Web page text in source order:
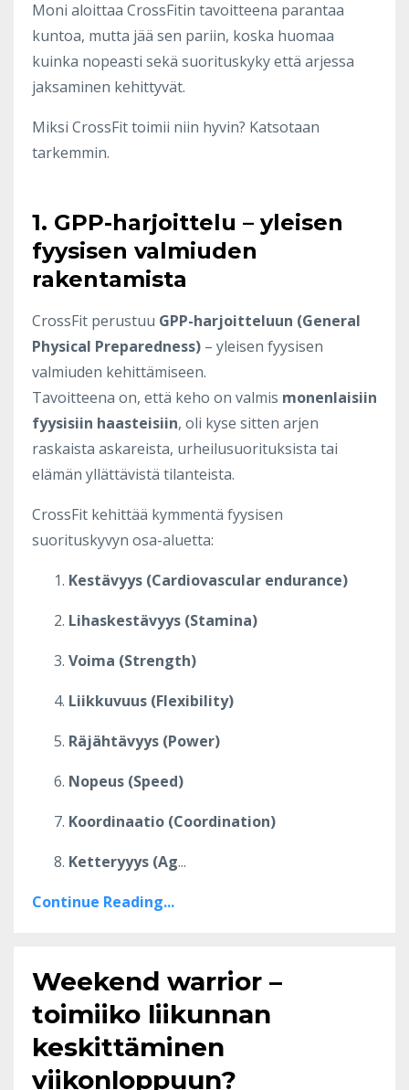
Moni aloittaa CrossFitin tavoitteena parantaa
kuntoa, mutta jää sen pariin, koska huomaa
kuinka nopeasti sekä suorituskyky että arjessa
jaksaminen kehittyvät.
Miksi CrossFit toimii niin hyvin? Katsotaan
tarkemmin.
1. GPP-harjoittelu – yleisen
fyysisen valmiuden
rakentamista
CrossFit perustuu GPP-harjoitteluun (General
Physical Preparedness) – yleisen fyysisen
valmiuden kehittämiseen.
Tavoitteena on, että keho on valmis monenlaisiin
fyysisiin haasteisiin, oli kyse sitten arjen
raskaista askareista, urheilusuorituksista tai
elämän yllättävistä tilanteista.
CrossFit kehittää kymmentä fyysisen
suorituskyvyn osa-aluetta:
Kestävyys (Cardiovascular endurance)
Lihaskestävyys (Stamina)
Voima (Strength)
Liikkuvuus (Flexibility)
Räjähtävyys (Power)
Nopeus (Speed)
Koordinaatio (Coordination)
Ketteryyys (Ag...
Continue Reading...
Weekend warrior –
toimiiko liikunnan
keskittäminen
viikonloppuun?